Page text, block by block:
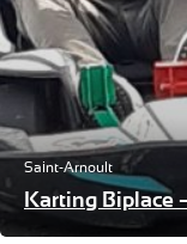
Saint-Arnoult
Karting Biplace